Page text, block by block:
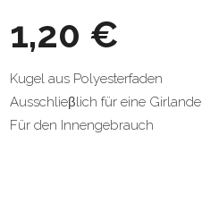
1,20 €
Kugel aus Polyesterfaden
Ausschlieβlich für eine Girlande
Für den Innengebrauch